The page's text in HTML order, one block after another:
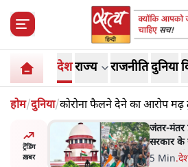
देशराज्य राजनीतिदुनिया
होम/दुनिया/कोरोना फैलने देने का आरोप मढ़
रोकी
ट्रेंडिंग
ख़बर
न
सुने':
जंतर मंतर
प्रताड़ित
शाह में
7 Min.